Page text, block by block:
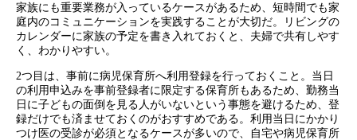
家族にも重要業務が入っているケースがあるため、短時間でも家
庭内のコミュニケーションを実践することが大切だ。リビングの
カレンダーに家族の予定を書き入れておくと、夫婦で共有しやす
く、わかりやすい。
2つ目は、事前に病児保育所へ利用登録を行っておくこと。当日
の利用申込みを事前登録者に限定する保育所もあるため、勤務当
日に子どもの面倒を見る人がいないという事態を避けるため、登
録だけでも済ませておくのがおすすめである。利用当日にかかり
つけ医の受診が必須となるケースが多いので、自宅や病児保育所